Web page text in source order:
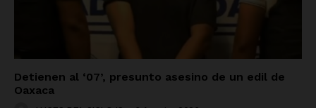
Detienen al ‘07’, presunto asesino de un edil de
Oaxaca